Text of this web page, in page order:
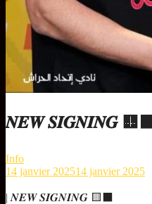
𝑵𝑬𝑾 𝑺𝑰𝑮𝑵𝑰𝑵𝑮 🟨⬛
Info
14 janvier 202514 janvier 2025
| 𝑵𝑬𝑾 𝑺𝑰𝑮𝑵𝑰𝑵𝑮 🟨⬛